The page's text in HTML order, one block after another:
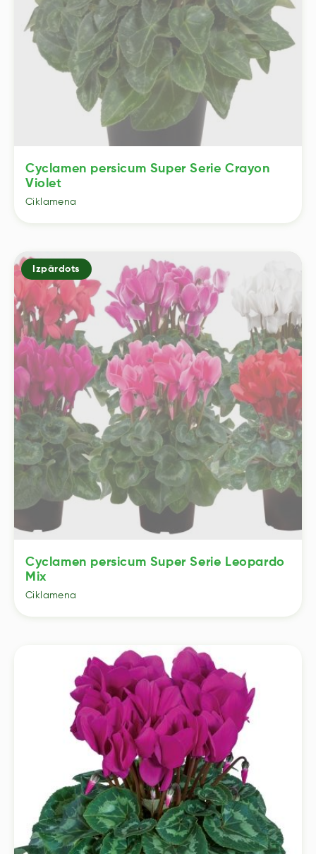
Cyclamen persicum Super Serie Crayon
Violet
Ciklamena
Cyclamen persicum Super Serie Leopardo
Mix
Ciklamena